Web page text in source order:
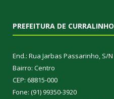
PREFEITURA DE CURRALINHO
End.: Rua Jarbas Passarinho, S/N
Bairro: Centro
CEP: 68815-000
Fone: (91) 99350-3920